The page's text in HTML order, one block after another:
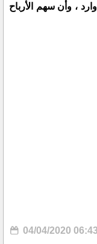
، وأن سهم الأرباح
04/04/2020